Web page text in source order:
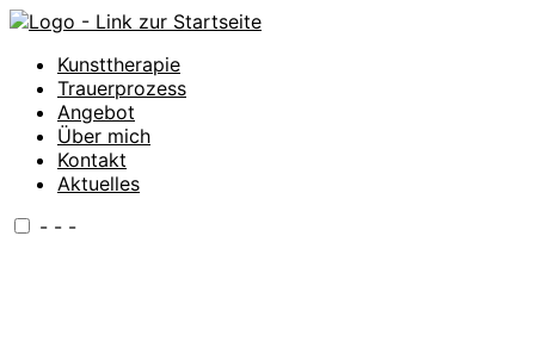
Kunsttherapie
Trauerprozess
Angebot
Über mich
Kontakt
Aktuelles
- - -